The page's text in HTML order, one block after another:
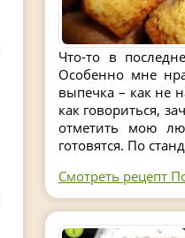
Что-то в
Особенно мне
выпечка – как не
как говориться,
отметить мою
готовятся. По
Смотреть рецепт